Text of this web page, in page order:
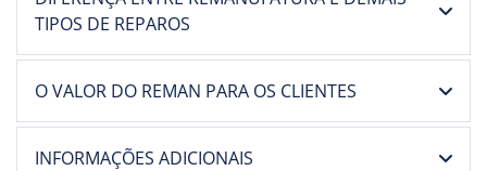
TIPOS DE REPAROS
O VALOR DO REMAN PARA OS CLIENTES
INFORMAÇÕES ADICIONAIS